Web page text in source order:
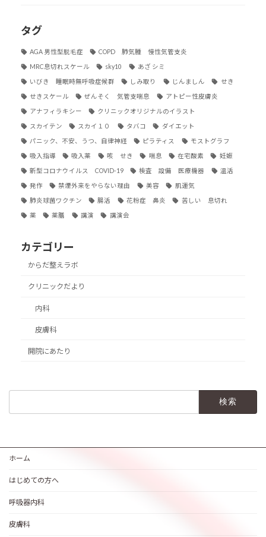
タグ
AGA 男性型脱毛症 COPD 肺気腫 慢性気管支炎
MRC息切れスケール sky10 あざ シミ
いびき 睡眠時無呼吸症候群 しみ取り じんましん せき
せきスケール ぜんそく 気管支喘息 アトピー性皮膚炎
アナフィラキシー クリニックオリジナルのイラスト
スカイテン スカイ１０ タバコ ダイエット
パニック、不安、うつ、自律神経 ピラティス モストグラフ
吸入指導 吸入薬 咳 せき 喘息 在宅酸素 妊娠
新型コロナウイルス COVID-19 検査 設備 医療機器 温活
発作 禁煙外来をやらない理由 美容 肌運気
肺炎球菌ワクチン 腸活 花粉症 鼻炎 苦しい 息切れ
薬 薬膳 講演 講演会
カテゴリー
からだ整えラボ
クリニックだより
内科
皮膚科
開院にあたり
ホーム
はじめての方へ
呼吸器内科
皮膚科